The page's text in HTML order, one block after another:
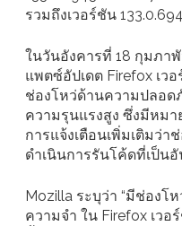
รวมถึงเวอร์ชัน
ในวันอังคารที่ 18 กุมภา
แพตซ์อัปเดต Firefox เว
ช่องโหว่ด้านความปลอด
ความรุนแรงสูง ซึ่งมีหมา
การแจ้งเตือนเพิ่มเติมว่า
ดำเนินการรันโค้ดที่เป็น
Mozilla ระบุว่า “มีช่อง
ความจำ ใน Firefox เวอ